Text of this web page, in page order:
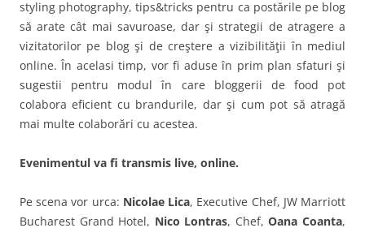
styling photography, tips&tricks pentru ca postările pe blog
să arate cât mai savuroase, dar şi strategii de atragere a
vizitatorilor pe blog şi de creştere a vizibilităţii în mediul
online. În acelasi timp, vor fi aduse în prim plan sfaturi şi
sugestii pentru modul în care bloggerii de food pot
colabora eficient cu brandurile, dar şi cum pot să atragă
mai multe colaborări cu acestea.
Evenimentul va fi transmis live, online.
Pe scena vor urca: Nicolae Lica, Executive Chef, JW Marriott
Bucharest Grand Hotel, Nico Lontras, Chef,Oana Coanta,